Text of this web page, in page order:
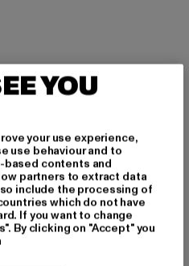
Baumwolle
Terre de Granace | 13400
YOU
your use experience,
use behaviour and to
contents and
partners to extract data
include the processing of
which do not have
If you want to change
By clicking on "Accept" you